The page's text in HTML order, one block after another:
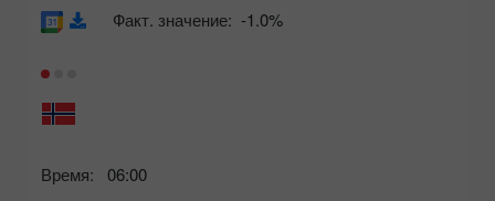
Время: 06:00
Факт. значение: -1.0%